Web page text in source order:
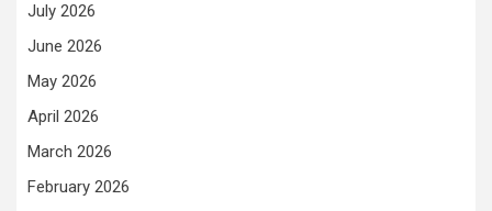
July 2026
June 2026
May 2026
April 2026
March 2026
February 2026